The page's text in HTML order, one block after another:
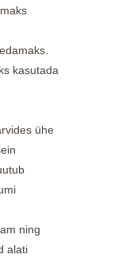
kasutada
ühe
ning
alati